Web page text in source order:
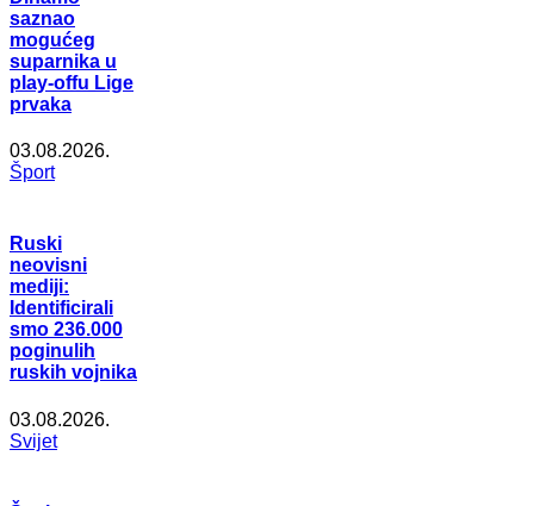
saznao
mogućeg
suparnika u
play-offu Lige
prvaka
03.08.2026.
Šport
Ruski
neovisni
mediji:
Identificirali
smo 236.000
poginulih
ruskih vojnika
03.08.2026.
Svijet